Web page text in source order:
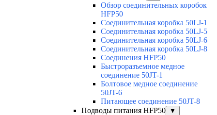
Обзор соединительных коробок
HFP50
Соединительная коробка 50LJ-1
Соединительная коробка 50LJ-5
Соединительная коробка 50LJ-6
Соединительная коробка 50LJ-8
Соединения HFP50
Быстроразъемное медное
соединение 50JT-1
Болтовое медное соединение
50JT-6
Питающее соединение 50JT-8
Подводы питания HFP50
▼